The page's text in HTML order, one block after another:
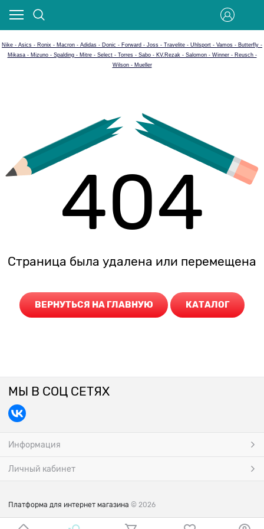
Nike - Asics - Ronix - Macron - Adidas - Donic - Forward - Joss - Travelite - Uhlsport - Vamos - Butterfly -
Mikasa - Mizuno - Spalding - Mitre - Select - Torres - Sabo - KV.Rezak - Salomon - Winner - Reusch -
Wilson - Mueller
404
Страница была удалена или перемещена
ВЕРНУТЬСЯ НА ГЛАВНУЮ КАТАЛОГ
МЫ В СОЦ СЕТЯХ
Информация
Личный кабинет
Платформа для интернет магазина © 2026